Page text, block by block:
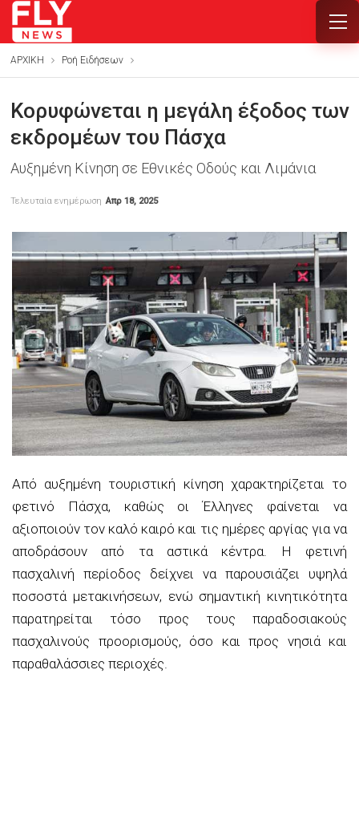
ΑΡΧΙΚΗ Ροή Ειδήσεων
Κορυφώνεται η μεγάλη έξοδος των
εκδρομέων του Πάσχα
Αυξημένη Κίνηση σε Εθνικές Οδούς και Λιμάνια
Τελευταία ενημέρωση Απρ 18, 2025
Από αυξημένη τουριστική κίνηση χαρακτηρίζεται το
φετινό Πάσχα, καθώς οι Έλληνες φαίνεται να
αξιοποιούν τον καλό καιρό και τις ημέρες αργίας για να
αποδράσουν από τα αστικά κέντρα. Η φετινή
πασχαλινή περίοδος δείχνει να παρουσιάζει υψηλά
ποσοστά μετακινήσεων, ενώ σημαντική κινητικότητα
παρατηρείται τόσο προς τους παραδοσιακούς
πασχαλινούς προορισμούς, όσο και προς νησιά και
παραθαλάσσιες περιοχές.